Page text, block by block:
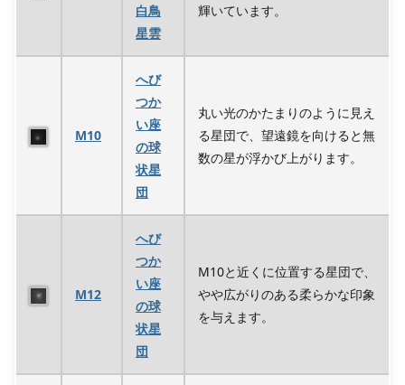
白鳥
星雲
輝いています。
M10
へび
つか
い座
の球
状星
団
丸い光のかたまりのように見え
る星団で、望遠鏡を向けると無
数の星が浮かび上がります。
M12
へび
つか
い座
の球
状星
団
M10と近くに位置する星団で、
やや広がりのある柔らかな印象
を与えます。